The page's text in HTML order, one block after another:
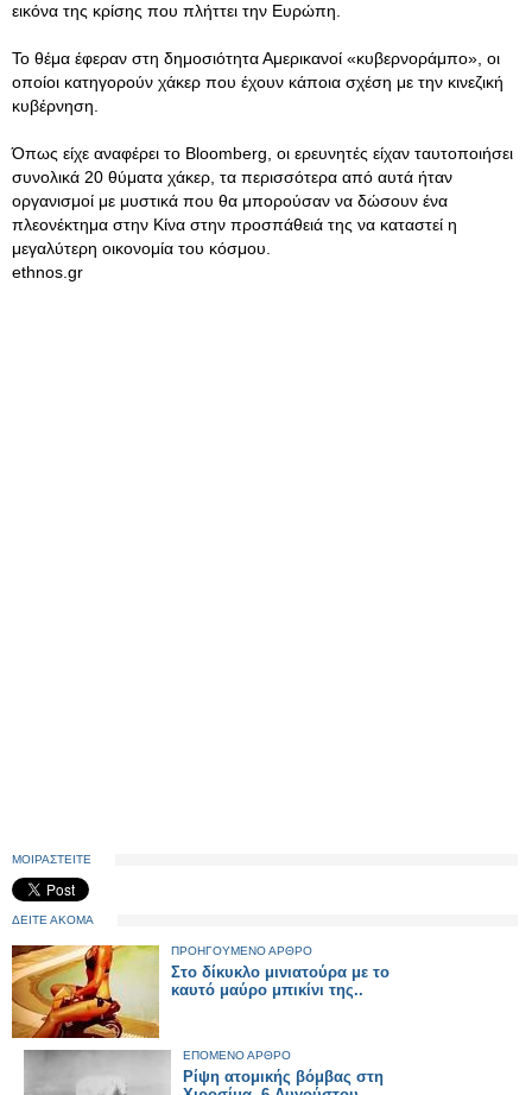
εικόνα της κρίσης που πλήττει την Ευρώπη.
Το θέμα έφεραν στη δημοσιότητα Αμερικανοί «κυβερνοράμπο», οι
οποίοι κατηγορούν χάκερ που έχουν κάποια σχέση με την κινεζική
κυβέρνηση.
Όπως είχε αναφέρει το Bloomberg, οι ερευνητές είχαν ταυτοποιήσει
συνολικά 20 θύματα χάκερ, τα περισσότερα από αυτά ήταν
οργανισμοί με μυστικά που θα μπορούσαν να δώσουν ένα
πλεονέκτημα στην Κίνα στην προσπάθειά της να καταστεί η
μεγαλύτερη οικονομία του κόσμου.
ethnos.gr
ΜΟΙΡΑΣΤΕΙΤΕ
ΔΕΙΤΕ ΑΚΟΜΑ
ΠΡΟΗΓΟΥΜΕΝΟ ΑΡΘΡΟ
Στο δίκυκλο μινιατούρα με το
καυτό μαύρο μπικίνι της..
ΕΠΟΜΕΝΟ ΑΡΘΡΟ
Ρίψη ατομικής βόμβας στη